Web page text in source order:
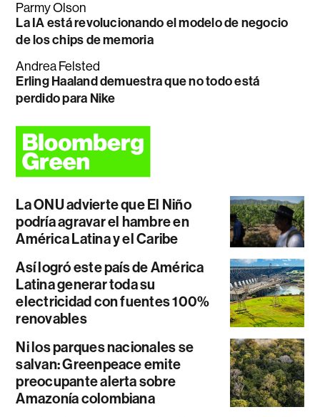
Parmy Olson
La IA está revolucionando el modelo de negocio
de los chips de memoria
Andrea Felsted
Erling Haaland demuestra que no todo está
perdido para Nike
La ONU advierte que El Niño
podría agravar el hambre en
América Latina y el Caribe
Así logró este país de América
Latina generar toda su
electricidad con fuentes 100%
renovables
Ni los parques nacionales se
salvan: Greenpeace emite
preocupante alerta sobre
Amazonía colombiana